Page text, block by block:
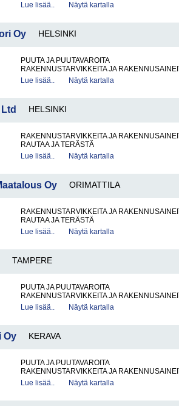
Lue lisää..
Näytä kartalla
Oy HELSINKI
PUUTA JA PUUTAVAROITA
RAKENNUSTARVIKKEITA JA
Lue lisää..
Näytä kartalla
HELSINKI
RAKENNUSTARVIKKEITA JA
RAUTAA JA TERÄSTÄ
Lue lisää..
Näytä kartalla
Oy ORIMATTILA
RAKENNUSTARVIKKEITA JA
RAUTAA JA TERÄSTÄ
Lue lisää..
Näytä kartalla
TAMPERE
PUUTA JA PUUTAVAROITA
RAKENNUSTARVIKKEITA JA
Lue lisää..
Näytä kartalla
Oy KERAVA
PUUTA JA PUUTAVAROITA
RAKENNUSTARVIKKEITA JA
Lue lisää..
Näytä kartalla